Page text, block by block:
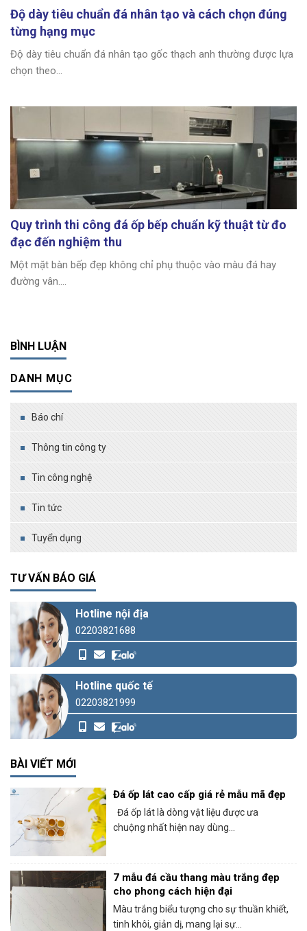
Độ dày tiêu chuẩn đá nhân tạo và cách chọn đúng
từng hạng mục
Độ dày tiêu chuẩn đá nhân tạo gốc thạch anh thường được lựa
chọn theo...
Quy trình thi công đá ốp bếp chuẩn kỹ thuật từ đo
đạc đến nghiệm thu
Một mặt bàn bếp đẹp không chỉ phụ thuộc vào màu đá hay
đường vân....
BÌNH LUẬN
DANH MỤC
Báo chí
Thông tin công ty
Tin công nghệ
Tin tức
Tuyển dụng
TƯ VẤN BÁO GIÁ
Hotline nội địa
02203821688
Hotline quốc tế
02203821999
BÀI VIẾT MỚI
Đá ốp lát cao cấp giá rẻ mẫu mã đẹp
Đá ốp lát là dòng vật liệu được ưa
chuộng nhất hiện nay dùng...
7 mẫu đá cầu thang màu trắng đẹp
cho phong cách hiện đại
Màu trắng biểu tượng cho sự thuần khiết,
tinh khôi, giản dị, mang lại sự...